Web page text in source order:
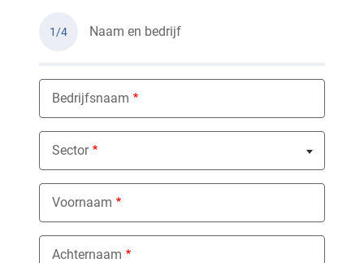
1/4 Naam en bedrijf
Bedrijfsnaam
Sector
Nothing selected
Voornaam
Achternaam